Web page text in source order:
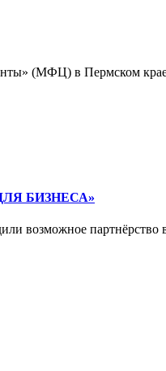
(МФЦ) в Пермском
БИЗНЕСА»
возможное партнёрство